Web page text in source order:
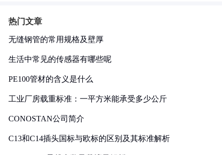
热门文章
无缝钢管的常用规格及壁厚
生活中常见的传感器有哪些呢
PE100管材的含义是什么
工业厂房载重标准：一平方米能承受多少公斤
CONOSTAN公司简介
C13和C14插头国标与欧标的区别及其标准解析